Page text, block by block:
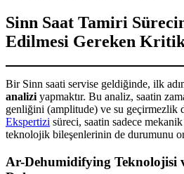
Sinn Saat Tamiri
Edilmesi Gereken
Bir Sinn saati servise geldiğinde, ilk
analizi yapmaktır. Bu analiz, saatin
genliğini (amplitude) ve su geçirmezlik
Ekspertizi süreci, saatin sadece
teknolojik bileşenlerinin de durumunu
Ar-Dehumidifying Teknolojisi